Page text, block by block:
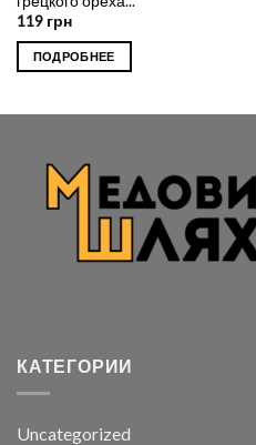
119 грн
ПОДРОБНЕЕ
КАТЕГОРИИ
Uncategorized